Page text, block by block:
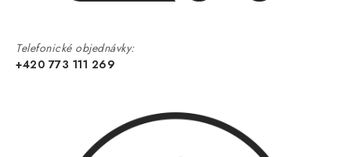
Telefonické objednávky:
+420 773 111 269